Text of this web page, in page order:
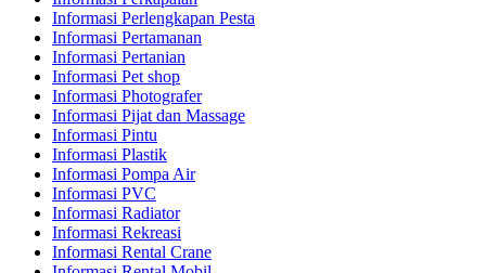
Informasi Perlengkapan Pesta
Informasi Pertamanan
Informasi Pertanian
Informasi Pet shop
Informasi Photografer
Informasi Pijat dan Massage
Informasi Pintu
Informasi Plastik
Informasi Pompa Air
Informasi PVC
Informasi Radiator
Informasi Rekreasi
Informasi Rental Crane